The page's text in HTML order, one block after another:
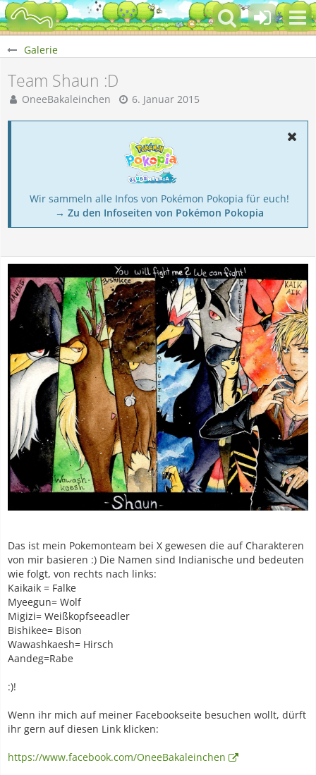
Galerie
Team Shaun :D
OneeBakaleinchen 6. Januar 2015
Wir sammeln alle Infos von Pokémon Pokopia für euch!
→ Zu den Infoseiten von Pokémon Pokopia
Das ist mein Pokemonteam bei X gewesen die auf Charakteren
von mir basieren :) Die Namen sind Indianische und bedeuten
wie folgt, von rechts nach links:
Kaikaik = Falke
Myeegun= Wolf
Migizi= Weißkopfseeadler
Bishikee= Bison
Wawashkaesh= Hirsch
Aandeg=Rabe
:)!
Wenn ihr mich auf meiner Facebookseite besuchen wollt, dürft
ihr gern auf diesen Link klicken:
https://www.facebook.com/OneeBakaleinchen